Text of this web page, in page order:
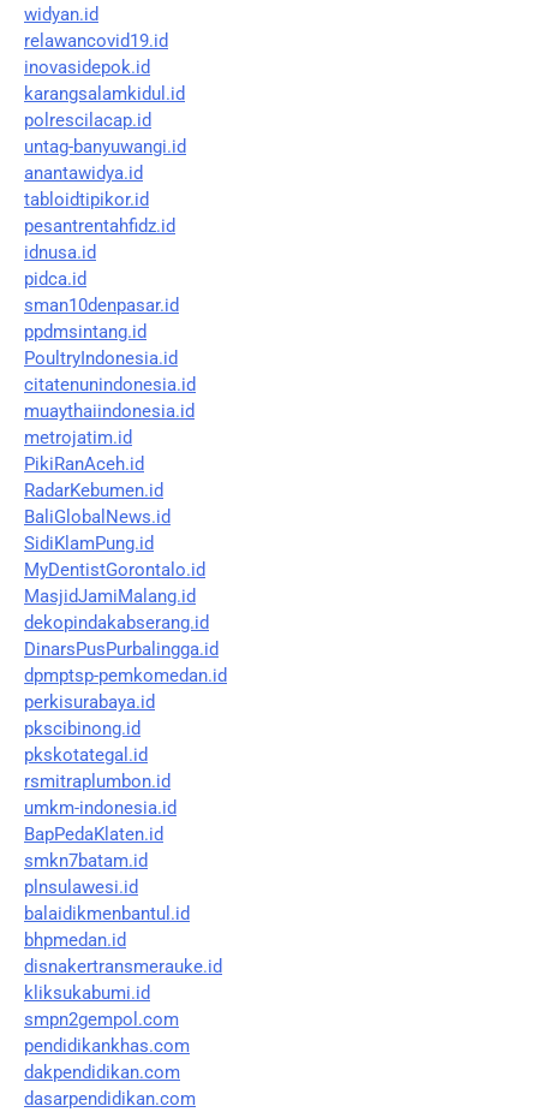
widyan.id
relawancovid19.id
inovasidepok.id
karangsalamkidul.id
polrescilacap.id
untag-banyuwangi.id
anantawidya.id
tabloidtipikor.id
pesantrentahfidz.id
idnusa.id
pidca.id
sman10denpasar.id
ppdmsintang.id
PoultryIndonesia.id
citatenunindonesia.id
muaythaiindonesia.id
metrojatim.id
PikiRanAceh.id
RadarKebumen.id
BaliGlobalNews.id
SidiKlamPung.id
MyDentistGorontalo.id
MasjidJamiMalang.id
dekopindakabserang.id
DinarsPusPurbalingga.id
dpmptsp-pemkomedan.id
perkisurabaya.id
pkscibinong.id
pkskotategal.id
rsmitraplumbon.id
umkm-indonesia.id
BapPedaKlaten.id
smkn7batam.id
plnsulawesi.id
balaidikmenbantul.id
bhpmedan.id
disnakertransmerauke.id
kliksukabumi.id
smpn2gempol.com
pendidikankhas.com
dakpendidikan.com
dasarpendidikan.com